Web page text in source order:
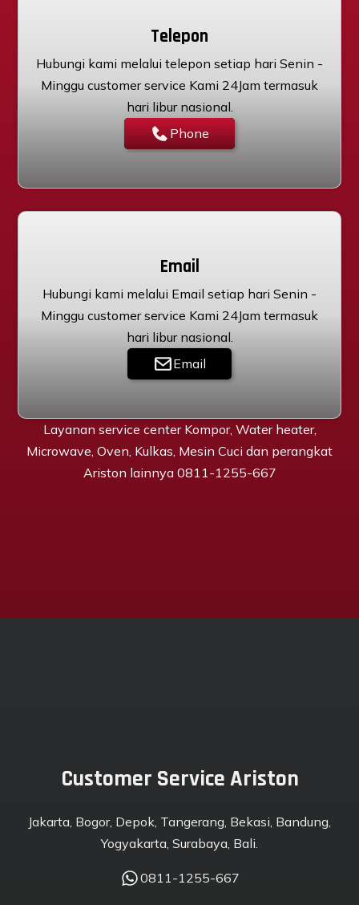
Telepon
Hubungi kami melalui telepon setiap hari Senin -
Minggu customer service Kami 24Jam termasuk
hari libur nasional.
Phone
Email
Hubungi kami melalui Email setiap hari Senin -
Minggu customer service Kami 24Jam termasuk
hari libur nasional.
Email
Layanan service center Kompor, Water heater,
Microwave, Oven, Kulkas, Mesin Cuci dan perangkat
Ariston lainnya 0811-1255-667
Customer Service Ariston
Jakarta, Bogor, Depok, Tangerang, Bekasi, Bandung,
Yogyakarta, Surabaya, Bali.
0811-1255-667